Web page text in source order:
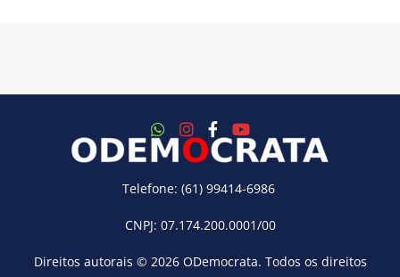
Telefone: (61) 99414-6986
CNPJ: 07.174.200.0001/00
Direitos autorais © 2026 ODemocrata. Todos os direitos